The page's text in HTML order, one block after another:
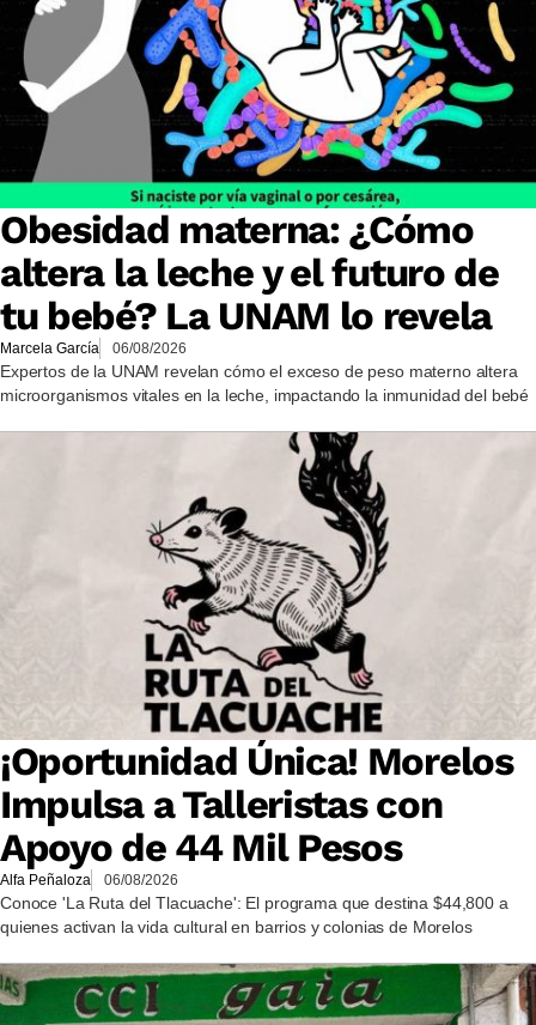
Obesidad materna: ¿Cómo
altera la leche y el futuro de
tu bebé? La UNAM lo revela
Marcela García 06/08/2026
Expertos de la UNAM revelan cómo el exceso de peso materno altera
microorganismos vitales en la leche, impactando la inmunidad del bebé
¡Oportunidad Única! Morelos
Impulsa a Talleristas con
Apoyo de 44 Mil Pesos
Alfa Peñaloza 06/08/2026
Conoce 'La Ruta del Tlacuache': El programa que destina $44,800 a
quienes activan la vida cultural en barrios y colonias de Morelos